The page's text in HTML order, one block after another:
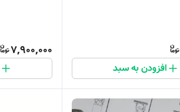
افزودن به سبد
7,900,000